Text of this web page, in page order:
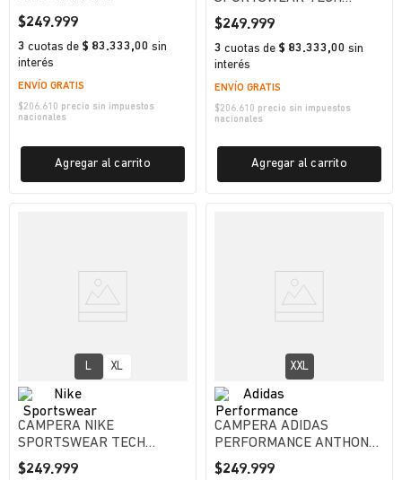
$249.999
3 cuotas de $ 83.333,00 sin
interés
ENVÍO GRATIS
$206.610 precio sin impuestos
nacionales
Agregar al carrito
HOMBRE
$249.999
3 cuotas de $ 83.333,00 sin
interés
ENVÍO GRATIS
$206.610 precio sin impuestos
nacionales
Agregar al carrito
L XL
CAMPERA NIKE
SPORTSWEAR TECH
HOMBRE
$249.999
XXL
CAMPERA ADIDAS
PERFORMANCE ANTHONY
EDWARDS HOMBRE
$249.999